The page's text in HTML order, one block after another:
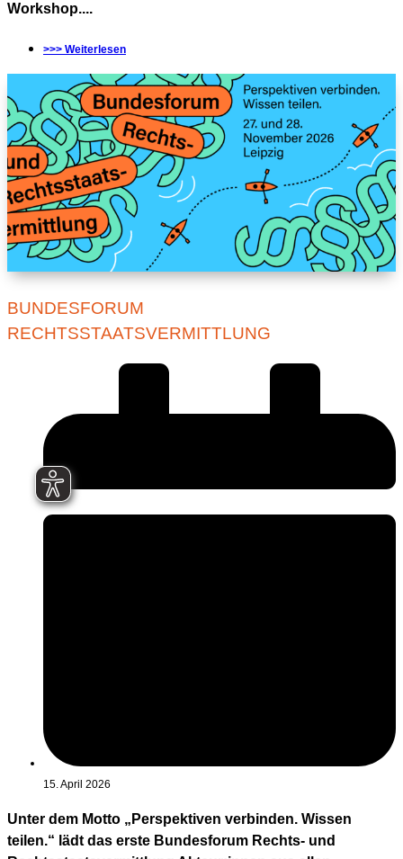
Workshop....
>>> Weiterlesen
BUNDESFORUM
RECHTSSTAATSVERMITTLUNG
15. April 2026
Unter dem Motto „Perspektiven verbinden. Wissen
teilen.“ lädt das erste Bundesforum Rechts- und